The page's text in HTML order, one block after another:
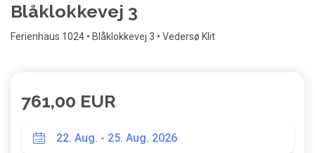
Blåklokkevej 3
Ferienhaus 1024 • Blåklokkevej 3 • Vedersø Klit
761,00 EUR